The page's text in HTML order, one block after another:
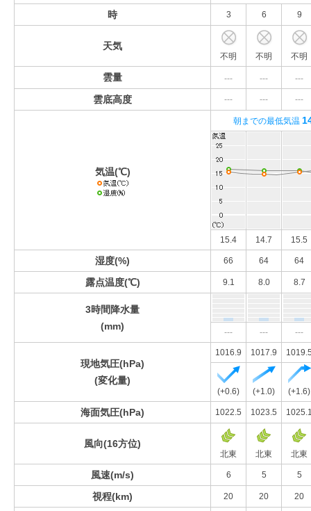
時 3 6 9
天気
不明 不明 不明
雲量 --- --- ---
雲底高度 --- --- ---
気温(℃)
朝までの最低気温
15.4 14.7 15.5
湿度(%) 66 64 64
露点温度(℃) 9.1 8.0 8.7
3時間降水量
(mm)
--- --- ---
現地気圧(hPa)
(変化量)
1016.9 1017.9
(+0.6) (+1.0) (+1.6)
海面気圧(hPa) 1022.5 1023.5
風向(16方位)
北東 北東 北東
風速(m/s) 6 5 5
視程(km) 20 20 20